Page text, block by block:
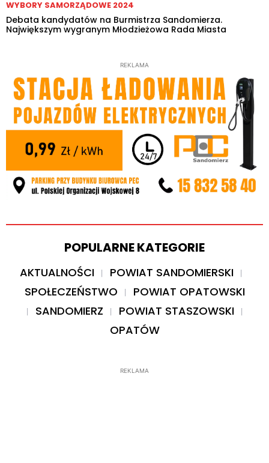
WYBORY SAMORZĄDOWE 2024
Debata kandydatów na Burmistrza Sandomierza.
Największym wygranym Młodzieżowa Rada Miasta
REKLAMA
POPULARNE KATEGORIE
AKTUALNOŚCI
POWIAT SANDOMIERSKI
SPOŁECZEŃSTWO
POWIAT OPATOWSKI
SANDOMIERZ
POWIAT STASZOWSKI
OPATÓW
REKLAMA